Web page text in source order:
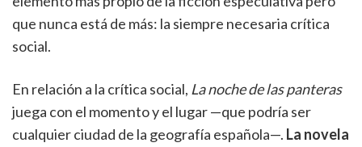
que nunca está de más: la siempre necesaria crítica
social.
En relación a la crítica social, La noche de las panteras
juega con el momento y el lugar —que podría ser
cualquier ciudad de la geografía española—. La novela